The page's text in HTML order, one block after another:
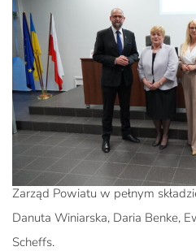
Zarząd Powiatu w pełnym
Danuta Winiarska, Daria Benke,
Scheffs.